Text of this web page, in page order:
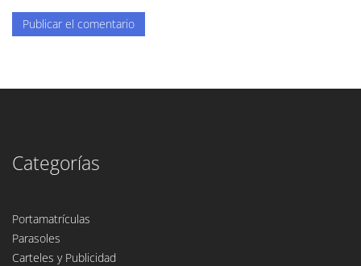
Categorías
Portamatrículas
Parasoles
Carteles y Publicidad